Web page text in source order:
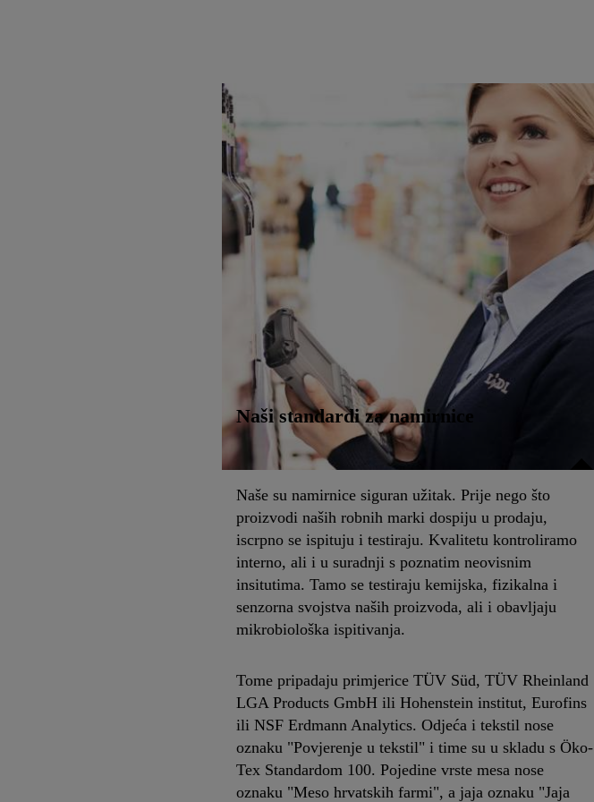
Naši standardi za namirnice
Naše su namirnice siguran užitak. Prije nego što
proizvodi naših robnih marki dospiju u prodaju,
iscrpno se ispituju i testiraju. Kvalitetu kontroliramo
interno, ali i u suradnji s poznatim neovisnim
insitutima. Tamo se testiraju kemijska, fizikalna i
senzorna svojstva naših proizvoda, ali i obavljaju
mikrobiološka ispitivanja.
Tome pripadaju primjerice TÜV Süd, TÜV Rheinland
LGA Products GmbH ili Hohenstein institut, Eurofins
ili NSF Erdmann Analytics. Odjeća i tekstil nose
oznaku "Povjerenje u tekstil" i time su u skladu s Öko-
Tex Standardom 100. Pojedine vrste mesa nose
oznaku "Meso hrvatskih farmi", a jaja oznaku "Jaja